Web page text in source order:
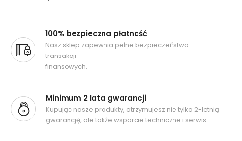
100% bezpieczna płatność
Nasz sklep zapewnia pełne bezpieczeństwo
transakcji
finansowych.
Minimum 2 lata gwarancji
Kupując nasze produkty, otrzymujesz nie tylko 2-letnią
gwarancję, ale także wsparcie techniczne i serwis.